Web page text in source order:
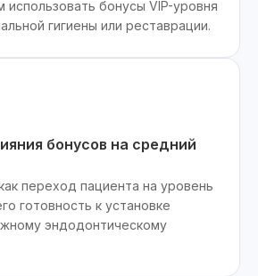
бонусы VIP-уровня
гигиены или реставрации.
бонусов на средний
переход пациента на уровень
готовность к установке
эндодонтическому